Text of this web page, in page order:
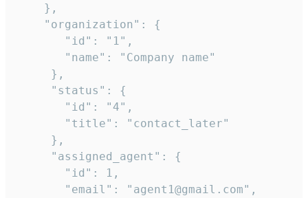
    },
    "organization": {
       "id": "1",
       "name": "Company name"
     },
     "status": {
       "id": "4",
       "title": "contact_later"
     },
     "assigned_agent": {
       "id": 1,
       "email": "agent1@gmail.com",